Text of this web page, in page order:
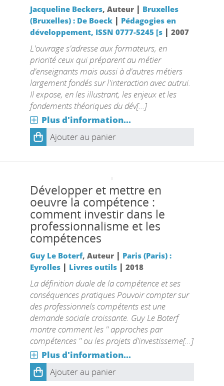
Jacqueline Beckers, Auteur | Bruxelles
(Bruxelles) : De Boeck| Pédagogies en
développement, ISSN 0777-5245 [s| 2007
L'ouvrage s'adresse aux formateurs, en
priorité ceux qui préparent au métier
d'enseignants mais aussi à d'autres métiers
largement fondés sur l'interaction avec autrui.
Il expose, en les illustrant, les enjeux et les
fondements théoriques du dév[...]
Plus d'information...
Ajouter au panier
Développer et mettre en
oeuvre la compétence :
comment investir dans le
professionnalisme et les
compétences
Guy Le Boterf, Auteur | Paris (Paris) :
Eyrolles| Livres outils| 2018
La définition duale de la compétence et ses
conséquences pratiques Pouvoir compter sur
des professionnels compétents est une
demande sociale croissante. Guy Le Boterf
montre comment les " approches par
compétences " ou les projets d'investisseme[...]
Plus d'information...
Ajouter au panier